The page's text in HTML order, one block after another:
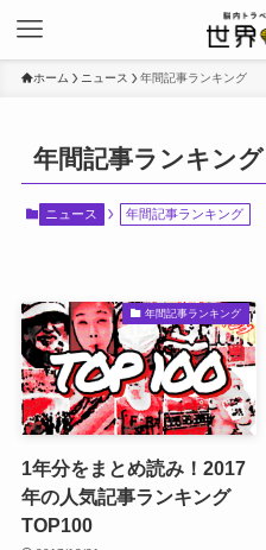
ホーム ニュース 年間記事ランキング
年間記事ランキング
ニュース 年間記事ランキング
年間記事ランキング
1年分をまとめ読み！2017
年の人気記事ランキング
TOP100